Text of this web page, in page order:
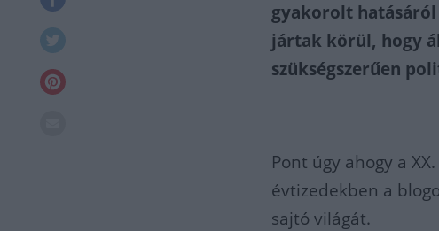
gyakorolt
jártak körül, hogy
szükségszerűen
Pont úgy ahogy a
évtizedekben a
sajtó világát.